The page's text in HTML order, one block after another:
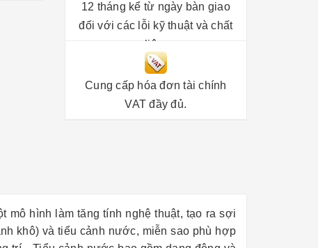
12 tháng kể từ ngày bàn giao
đối với các lỗi kỹ thuật và chất
liệu.
Cung cấp hóa đơn tài chính
VAT đầy đủ.
mô hình làm tăng tính nghệ thuật, tạo ra sợi
khô) và tiểu cảnh nước, miễn sao phù hợp